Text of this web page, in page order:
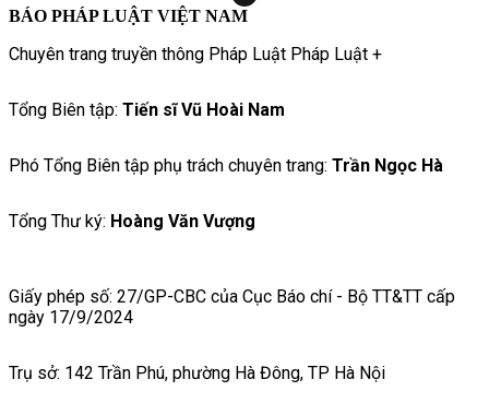
BÁO PHÁP LUẬT VIỆT NAM
Chuyên trang truyền thông Pháp Luật Pháp Luật +
Tổng Biên tập: Tiến sĩ Vũ Hoài Nam
Phó Tổng Biên tập phụ trách chuyên trang: Trần Ngọc Hà
Tổng Thư ký: Hoàng Văn Vượng
Giấy phép số: 27/GP-CBC của Cục Báo chí - Bộ TT&TT cấp
ngày 17/9/2024
Trụ sở: 142 Trần Phú, phường Hà Đông, TP Hà Nội